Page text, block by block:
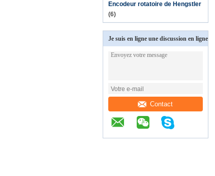
Encodeur rotatoire de Hengstler
(6)
Je suis en ligne une discussion en ligne
Contact